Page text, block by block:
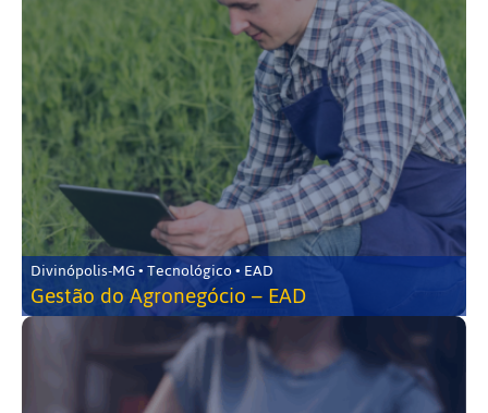
Divinópolis-MG • Tecnológico • EAD
Gestão do Agronegócio – EAD